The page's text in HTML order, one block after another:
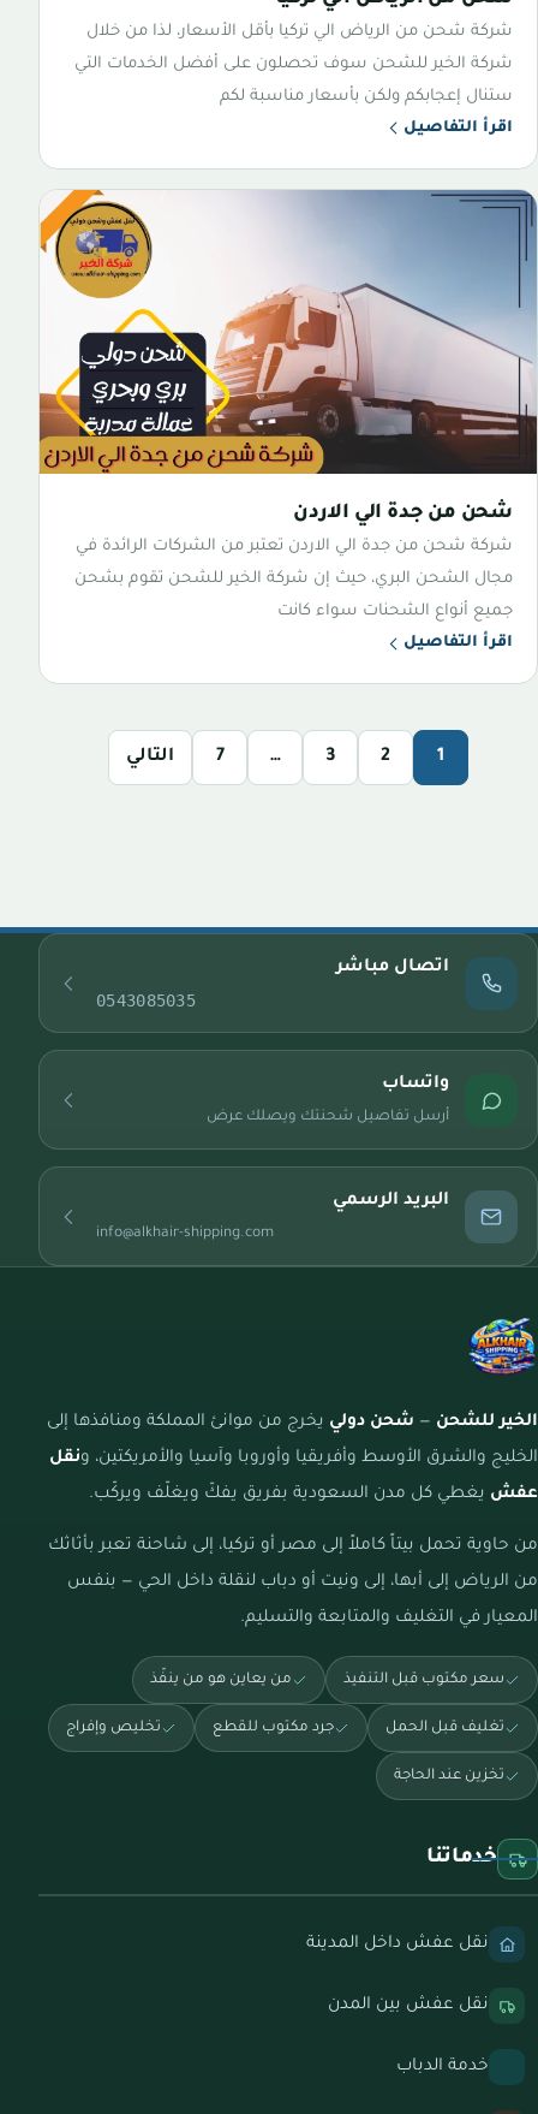
شركة شحن من الرياض الي تركيا بأقل الأسعار، لذا من خلال
شركة الخير للشحن سوف تحصلون على أفضل الخدمات التي
ستنال إعجابكم ولكن بأسعار مناسبة لكم
اقرأ التفاصيل
شحن من جدة الي الاردن
شركة شحن من جدة الي الاردن تعتبر من الشركات الرائدة في
مجال الشحن البري، حيث إن شركة الخير للشحن تقوم بشحن
جميع أنواع الشحنات سواء كانت
اقرأ التفاصيل
1
2
3
…
7 التالي
اتصال مباشر
0543085035
واتساب
أرسل تفاصيل شحنتك ويصلك عرض
البريد الرسمي
info@alkhair-shipping.com
الخير للشحن — شحن دولي يخرج من موانئ المملكة ومنافذها إلى
الخليج والشرق الأوسط وأفريقيا وأوروبا وآسيا والأمريكتين، ونقل
عفش يغطي كل مدن السعودية بفريق يفكّ ويغلّف ويركّب.
من حاوية تحمل بيتاً كاملاً إلى مصر أو تركيا، إلى شاحنة تعبر بأثاثك
من الرياض إلى أبها، إلى ونيت أو دباب لنقلة داخل الحي — بنفس
المعيار في التغليف والمتابعة والتسليم.
سعر مكتوب قبل التنفيذ من يعاين هو من ينفّذ
تغليف قبل الحمل جرد مكتوب للقطع تخليص وإفراج
تخزين عند الحاجة
خدماتنا
نقل عفش داخل المدينة
نقل عفش بين المدن
خدمة الدباب